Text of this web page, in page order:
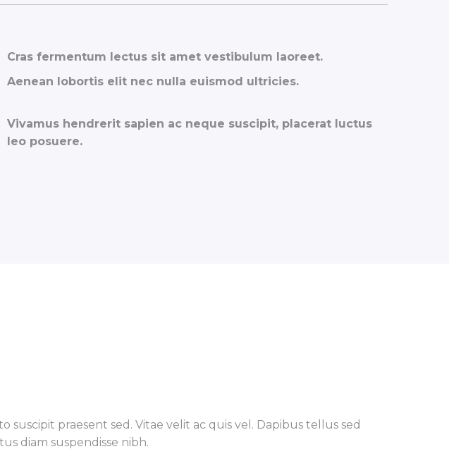
Cras fermentum lectus sit amet vestibulum laoreet.
Aenean lobortis elit nec nulla euismod ultricies.
Vivamus hendrerit sapien ac neque suscipit, placerat luctus
leo posuere.
praesent sed. Vitae velit ac quis vel. Dapibus tellus sed
diam suspendisse nibh.